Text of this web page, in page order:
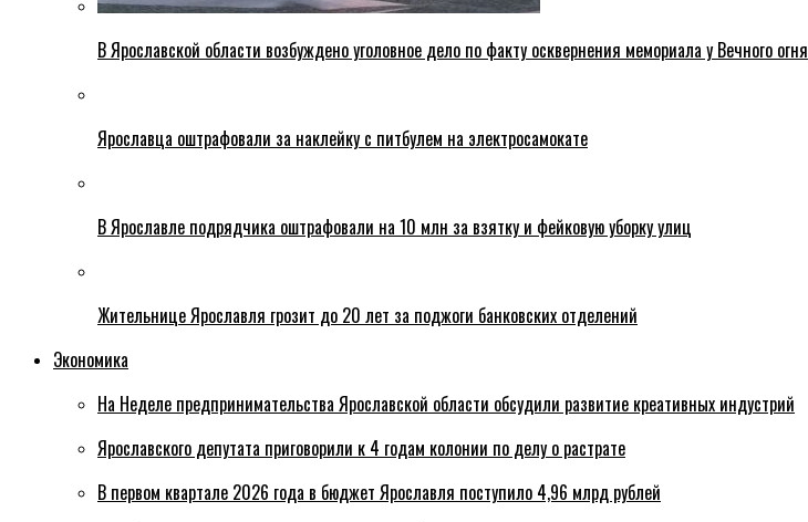
В Ярославской области возбуждено уголовное дело по факту осквернения мемориала у Вечного огня
Ярославца оштрафовали за наклейку с питбулем на электросамокате
В Ярославле подрядчика оштрафовали на 10 млн за взятку и фейковую уборку улиц
Жительнице Ярославля грозит до 20 лет за поджоги банковских отделений
Экономика
На Неделе предпринимательства Ярославской области обсудили развитие креативных индустрий
Ярославского депутата приговорили к 4 годам колонии по делу о растрате
В первом квартале 2026 года в бюджет Ярославля поступило 4,96 млрд рублей